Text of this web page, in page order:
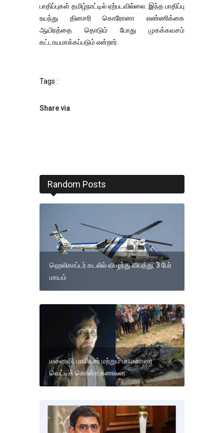
பாதிப்புகள் தமிழ்நாட்டில் ஏற்படவில்லை. இந்த பாதிப்பு
உயந்து தினசரி கொரோனா எண்ணிக்கை
ஆயிரத்தை தொடும் போது முகக்கவசம்
கட்டாயமாக்கப்படும் என்றார்.
Tags :
Share via
Random Posts
ஹெலிகாப்டர் கடலில் விழுந்து விபத்து; 3 பேர்
மாயம்
மனைவி, மாமியார் மற்றும் மாமனாரை
வெட்டிக் கொன்ற கணவன